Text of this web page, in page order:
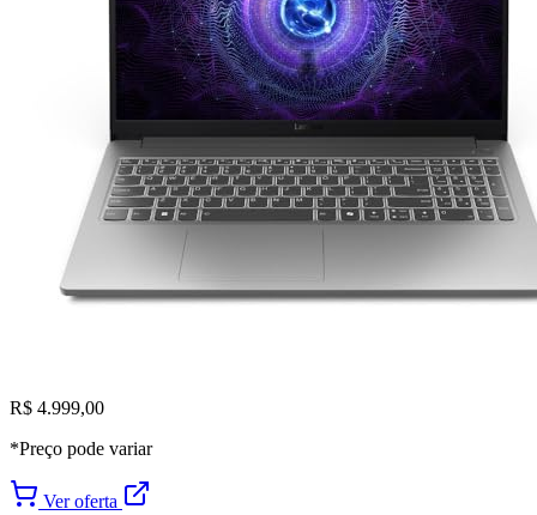
R$ 4.999,00
*Preço pode variar
Ver oferta